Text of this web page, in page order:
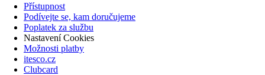
Přístupnost
Podívejte se, kam doručujeme
Poplatek za službu
Nastavení Cookies
Možnosti platby
itesco.cz
Clubcard